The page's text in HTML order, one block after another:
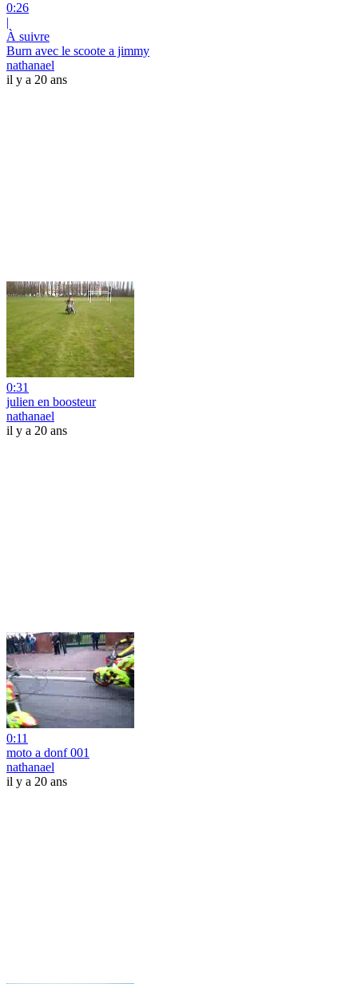
0:26
|
À suivre
Burn avec le scoote a jimmy
nathanael
il y a 20 ans
0:31
julien en boosteur
nathanael
il y a 20 ans
0:11
moto a donf 001
nathanael
il y a 20 ans